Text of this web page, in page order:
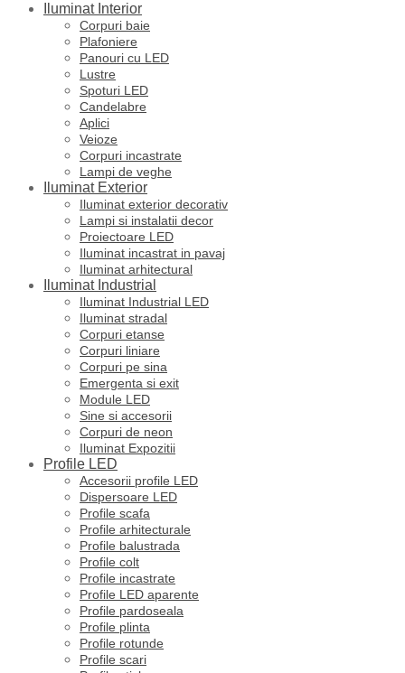
Iluminat Interior
Corpuri baie
Plafoniere
Panouri cu LED
Lustre
Spoturi LED
Candelabre
Aplici
Veioze
Corpuri incastrate
Lampi de veghe
Iluminat Exterior
Iluminat exterior decorativ
Lampi si instalatii decor
Proiectoare LED
Iluminat incastrat in pavaj
Iluminat arhitectural
Iluminat Industrial
Iluminat Industrial LED
Iluminat stradal
Corpuri etanse
Corpuri liniare
Corpuri pe sina
Emergenta si exit
Module LED
Sine si accesorii
Corpuri de neon
Iluminat Expozitii
Profile LED
Accesorii profile LED
Dispersoare LED
Profile scafa
Profile arhitecturale
Profile balustrada
Profile colt
Profile incastrate
Profile LED aparente
Profile pardoseala
Profile plinta
Profile rotunde
Profile scari